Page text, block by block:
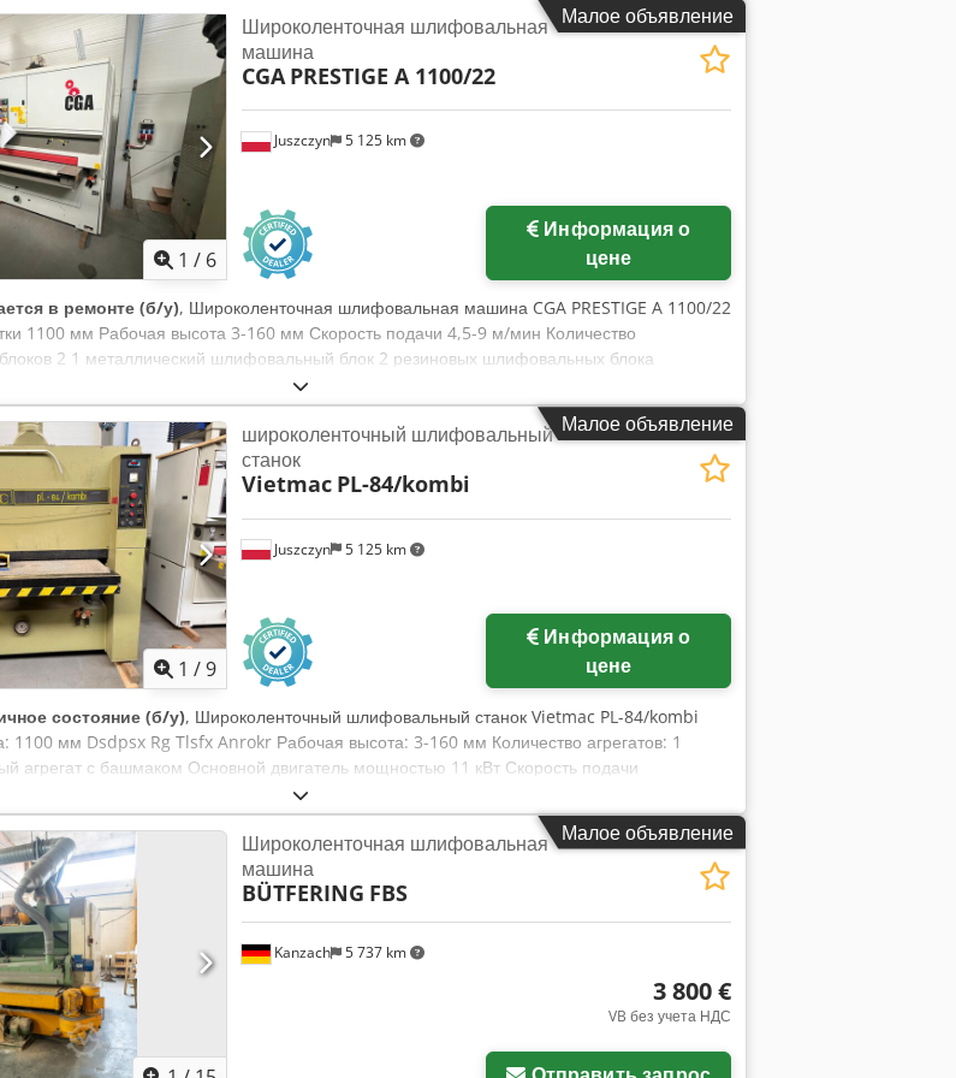
мм Высота: 2130 мм
Малое объявление
1 / 6
Juszczyn 5 125 km
Широколенточная шлифовальная
машина
CGA PRESTIGE A 1100/22
цене
в ремонте (б/у), Широколенточная шлифовальная машина CGA PRESTIGE A 1100/22
1100 мм Рабочая высота 3-160 мм Скорость подачи 4,5-9 м/мин Количество
2 1 металлический шлифовальный блок 2 резиновых шлифовальных блока
узлов Dkjdpsqzxxzjfx Anrer Электрическая регулировка высоты шлифования
продается без технической подготовки. Возможна проверка и обслуживание по
договоренности о стоимости.
Малое объявление
1 /9
Juszczyn 5 125 km
широколенточный шлифовальный
станок
Vietmac PL-84/kombi
цене
состояние (б/у), Широколенточный шлифовальный станок Vietmac PL-84/kombi
1100 мм Dsdpsx Rg Tlsfx Anrokr Рабочая высота: 3-160 мм Количество агрегатов: 1
агрегат с башмаком Основной двигатель мощностью 11 кВт Скорость подачи
Малое объявление
Kanzach 5 737 km
Широколенточная шлифовальная
машина
BÜTFERING FBS
3 800 €
VB без учета НДС